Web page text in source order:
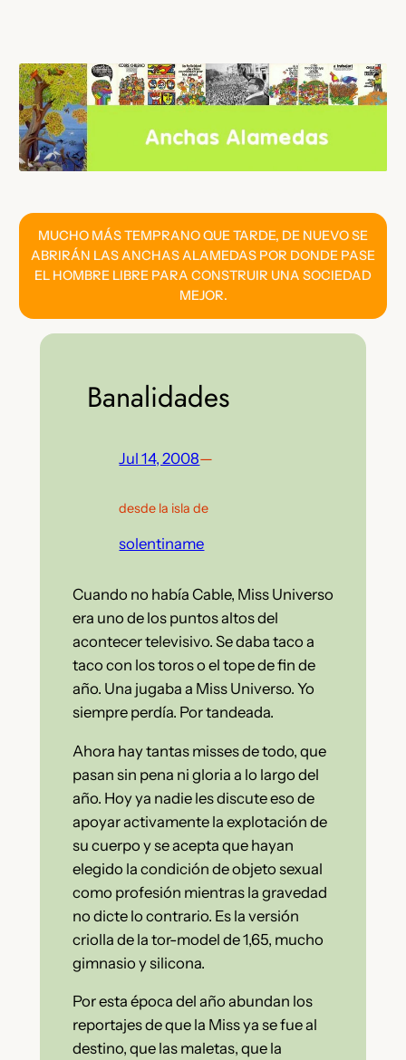
contenido
MUCHO MÁS TEMPRANO QUE TARDE, DE NUEVO SE
ABRIRÁN LAS ANCHAS ALAMEDAS POR DONDE PASE
EL HOMBRE LIBRE PARA CONSTRUIR UNA SOCIEDAD
MEJOR.
Banalidades
Jul 14, 2008—
desde la isla de
solentiname
Cuando no había Cable, Miss Universo
era uno de los puntos altos del
acontecer televisivo. Se daba taco a
taco con los toros o el tope de fin de
año. Una jugaba a Miss Universo. Yo
siempre perdía. Por tandeada.
Ahora hay tantas misses de todo, que
pasan sin pena ni gloria a lo largo del
año. Hoy ya nadie les discute eso de
apoyar activamente la explotación de
su cuerpo y se acepta que hayan
elegido la condición de objeto sexual
como profesión mientras la gravedad
no dicte lo contrario. Es la versión
criolla de la tor-model de 1,65, mucho
gimnasio y silicona.
Por esta época del año abundan los
reportajes de que la Miss ya se fue al
destino, que las maletas, que la